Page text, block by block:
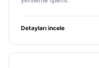
Detayları incele